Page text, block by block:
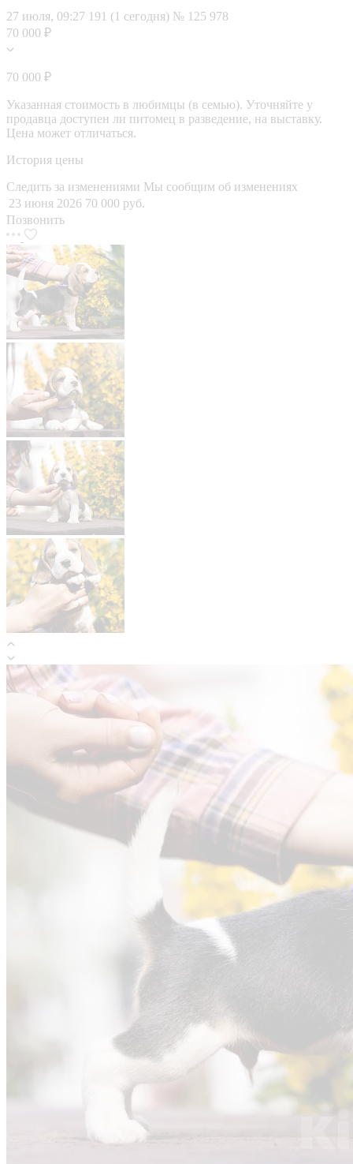
27 июля, 09:27 191 (1 сегодня) № 125 978
70 000 ₽
70 000 ₽
Указанная стоимость в любимцы (в семью). Уточняйте у
продавца доступен ли питомец в разведение, на выставку.
Цена может отличаться.
История цены
Следить за изменениями Мы сообщим об изменениях
23 июня 2026 70 000 руб.
Позвонить